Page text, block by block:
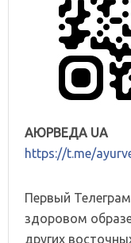
АЮРВЕДА UA
https://t.me/
Первый
здоровом
других